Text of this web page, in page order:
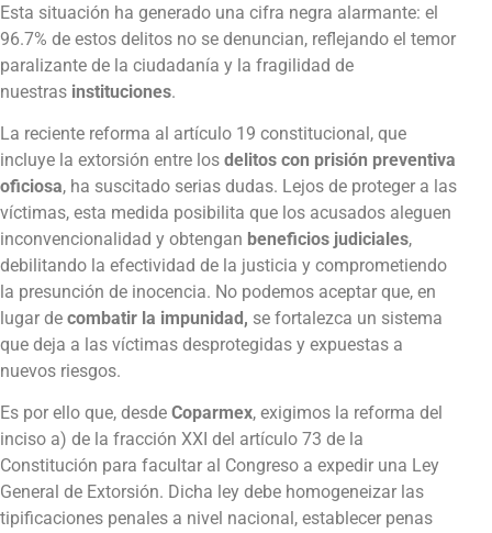
Esta situación ha generado una cifra negra alarmante: el
96.7% de estos delitos no se denuncian, reflejando el temor
paralizante de la ciudadanía y la fragilidad de
nuestras instituciones.
La reciente reforma al artículo 19 constitucional, que
incluye la extorsión entre los delitos con prisión preventiva
oficiosa, ha suscitado serias dudas. Lejos de proteger a las
víctimas, esta medida posibilita que los acusados aleguen
inconvencionalidad y obtengan beneficios judiciales,
debilitando la efectividad de la justicia y comprometiendo
la presunción de inocencia. No podemos aceptar que, en
lugar de combatir la impunidad, se fortalezca un sistema
que deja a las víctimas desprotegidas y expuestas a
nuevos riesgos.
Es por ello que, desde Coparmex, exigimos la reforma del
inciso a) de la fracción XXI del artículo 73 de la
Constitución para facultar al Congreso a expedir una Ley
General de Extorsión. Dicha ley debe homogeneizar las
tipificaciones penales a nivel nacional, establecer penas